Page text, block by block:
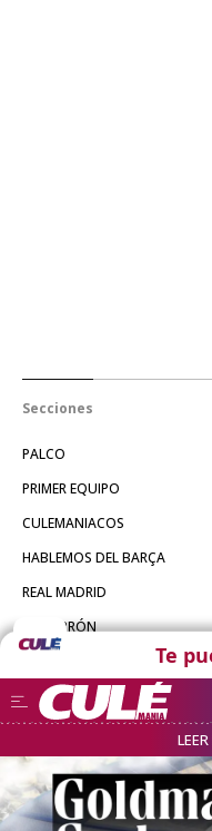
COMPARTE
Secciones
PALCO
PRIMER EQUIPO
CULEMANIACOS
HABLEMOS DEL BARÇA
REAL MADRID
CULE-BRÓN
HISTORIAS DEL BARÇA
Otras Webs
CRÓNICA GLOBAL